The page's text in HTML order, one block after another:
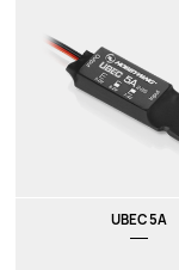
UBEC 5A